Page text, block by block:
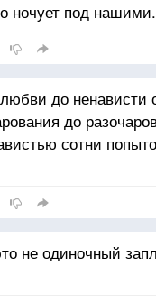
ночует под нашими.
любви до ненависти
до
сотни
не одиночный